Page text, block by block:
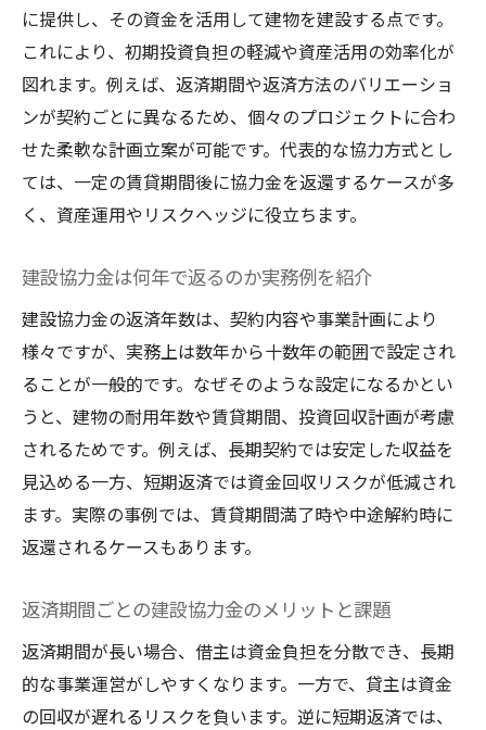
に提供し、その資金を活用して建物を建設する点です。
これにより、初期投資負担の軽減や資産活用の効率化が
図れます。例えば、返済期間や返済方法のバリエーショ
ンが契約ごとに異なるため、個々のプロジェクトに合わ
せた柔軟な計画立案が可能です。代表的な協力方式とし
ては、一定の賃貸期間後に協力金を返還するケースが多
く、資産運用やリスクヘッジに役立ちます。
建設協力金は何年で返るのか実務例を紹介
建設協力金の返済年数は、契約内容や事業計画により
様々ですが、実務上は数年から十数年の範囲で設定され
ることが一般的です。なぜそのような設定になるかとい
うと、建物の耐用年数や賃貸期間、投資回収計画が考慮
されるためです。例えば、長期契約では安定した収益を
見込める一方、短期返済では資金回収リスクが低減され
ます。実際の事例では、賃貸期間満了時や中途解約時に
返還されるケースもあります。
返済期間ごとの建設協力金のメリットと課題
返済期間が長い場合、借主は資金負担を分散でき、長期
的な事業運営がしやすくなります。一方で、貸主は資金
の回収が遅れるリスクを負います。逆に短期返済では、